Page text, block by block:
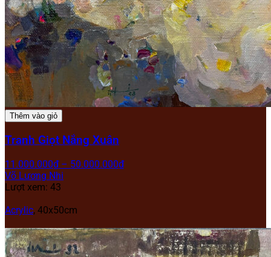
Thêm vào giỏ
Tranh Giọt Nắng Xuân
11.000.000₫ – 50.000.000₫
Võ Lương Nhi
Lượt xem: 43
Acrylic, 40x50cm